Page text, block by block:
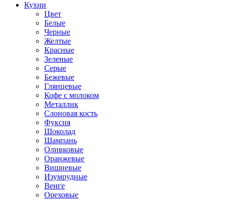
Кухни
Цвет
Белые
Черные
Желтые
Красные
Зеленые
Серые
Бежевые
Глянцевые
Кофе с молоком
Металлик
Слоновая кость
Фуксия
Шоколад
Шампань
Оливковые
Оранжевые
Вишневые
Изумрудные
Венге
Ореховые